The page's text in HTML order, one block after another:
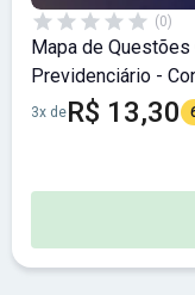
(0)
Mapa de
Previdenciário -
3x deR$ 13,30